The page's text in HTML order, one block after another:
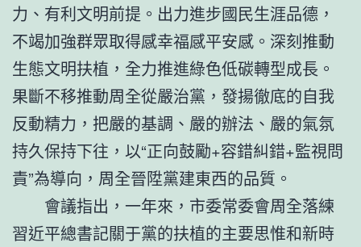
力、有利文明前提。出力進步國民生涯品德，
不竭加強群眾取得感幸福感平安感。深刻推動
生態文明扶植，全力推進綠色低碳轉型成長。
果斷不移推動周全從嚴治黨，發揚徹底的自我
反動精力，把嚴的基調、嚴的辦法、嚴的氣氛
持久保持下往，以“正向鼓勵+容錯糾錯+監視問
責”為導向，周全晉陞黨建東西的品質。
會議指出，一年來，市委常委會周全落練
習近平總書記關于黨的扶植的主要思惟和新時